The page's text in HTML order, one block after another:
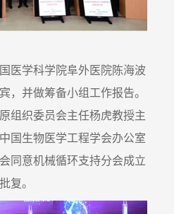
医学科学院阜外医院陈海波
，并做筹备小组工作报告。
组织委员会主任杨虎教授主
国生物医学工程学会办公室
同意机械循环支持分会成立
批复。